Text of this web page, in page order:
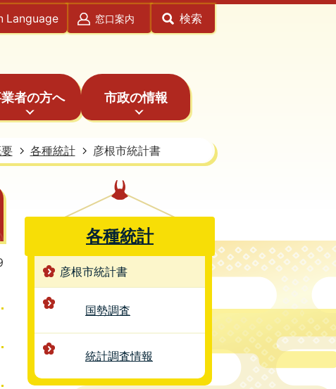
Language 窓口案内 検索
者の方へ 市政の情報
各種統計 彦根市統計書
各種統計
彦根市統計書
国勢調査
統計調査情報